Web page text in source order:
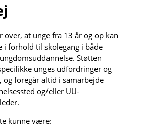
over, at unge fra 13 år og op kan
i forhold til skolegang i både
Støtten
unges udfordringer og
og foregår altid i samarbejde
og/eller UU-
kunne være: